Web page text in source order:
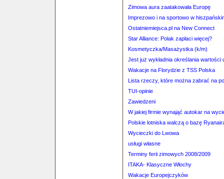
Zimowa aura zaatakowała Europę
Imprezowo i na sportowo w
Ostatniemiejsca.pl na New Connect
Star Alliance: Polak zapłaci więcej?
Kosmetyczka/Masażystka (k/m)
Jest już wykładnia określania wartości
Wakacje na Florydzie z TSS Polska
Lista rzeczy, które można zabrać na
TUI-opinie
Zawiedzeni
W jakiej firmie wynająć autokar na
Polskie lotniska walczą o bazę
Wycieczki do Lwowa
usługi własne
Terminy ferii zimowych 2008/2009
ITAKA- Klasyczne Włochy
Wakacje Europejczyków